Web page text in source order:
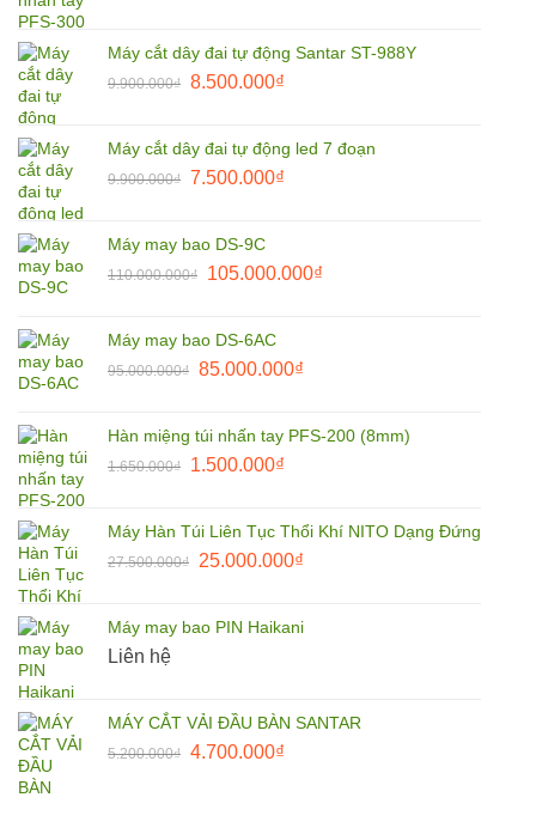
1.850.000₫.là:
1.800.000₫.
Máy cắt dây đai tự động Santar ST-988Y
9.900.000₫ Giá
9.900.000₫.
8.500.000₫Giá
là:
8.500.000₫.
Máy cắt dây đai tự động led 7 đoạn
9.900.000₫ Giá
9.900.000₫.
7.500.000₫Giá
7.500.000₫.
Máy may bao DS-9C
110.000.000₫
Giá
110.000.000₫.
105.000.000₫Giá
Máy may bao DS-6AC
95.000.000₫ Giá
95.000.000₫.
85.000.000₫Giá
là:
Hàn miệng túi nhấn tay PFS-200 (8mm)
1.650.000₫
Giá
1.650.000₫.
1.500.000₫Giá
là:
1.500.000₫.
Máy Hàn Túi Liên Tục Thổi Khí NITO Dạng Đứng
27.500.000₫
Giá
27.500.000₫.
25.000.000₫Giá
là:
Máy may bao PIN Haikani
Liên hệ
MÁY CẮT VẢI ĐẦU BÀN SANTAR
5.200.000₫ Giá
4.700.000₫Giá